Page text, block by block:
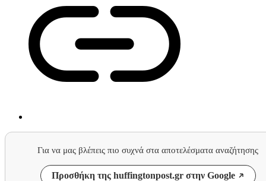
Για να μας βλέπεις πιο συχνά στα αποτελέσματα αναζήτησης
Προσθήκη της huffingtonpost.gr στην Google